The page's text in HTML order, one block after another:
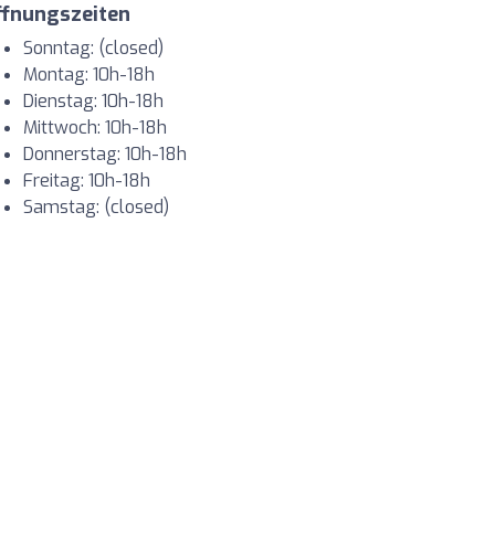
Sonntag: (closed)
Montag: 10h-18h
Dienstag: 10h-18h
Mittwoch: 10h-18h
Donnerstag: 10h-18h
Freitag: 10h-18h
Samstag: (closed)